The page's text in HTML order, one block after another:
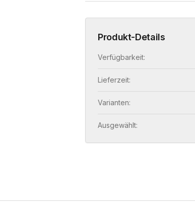
Produkt-Details
Verfügbarkeit:
Lieferzeit:
Varianten:
Ausgewählt: